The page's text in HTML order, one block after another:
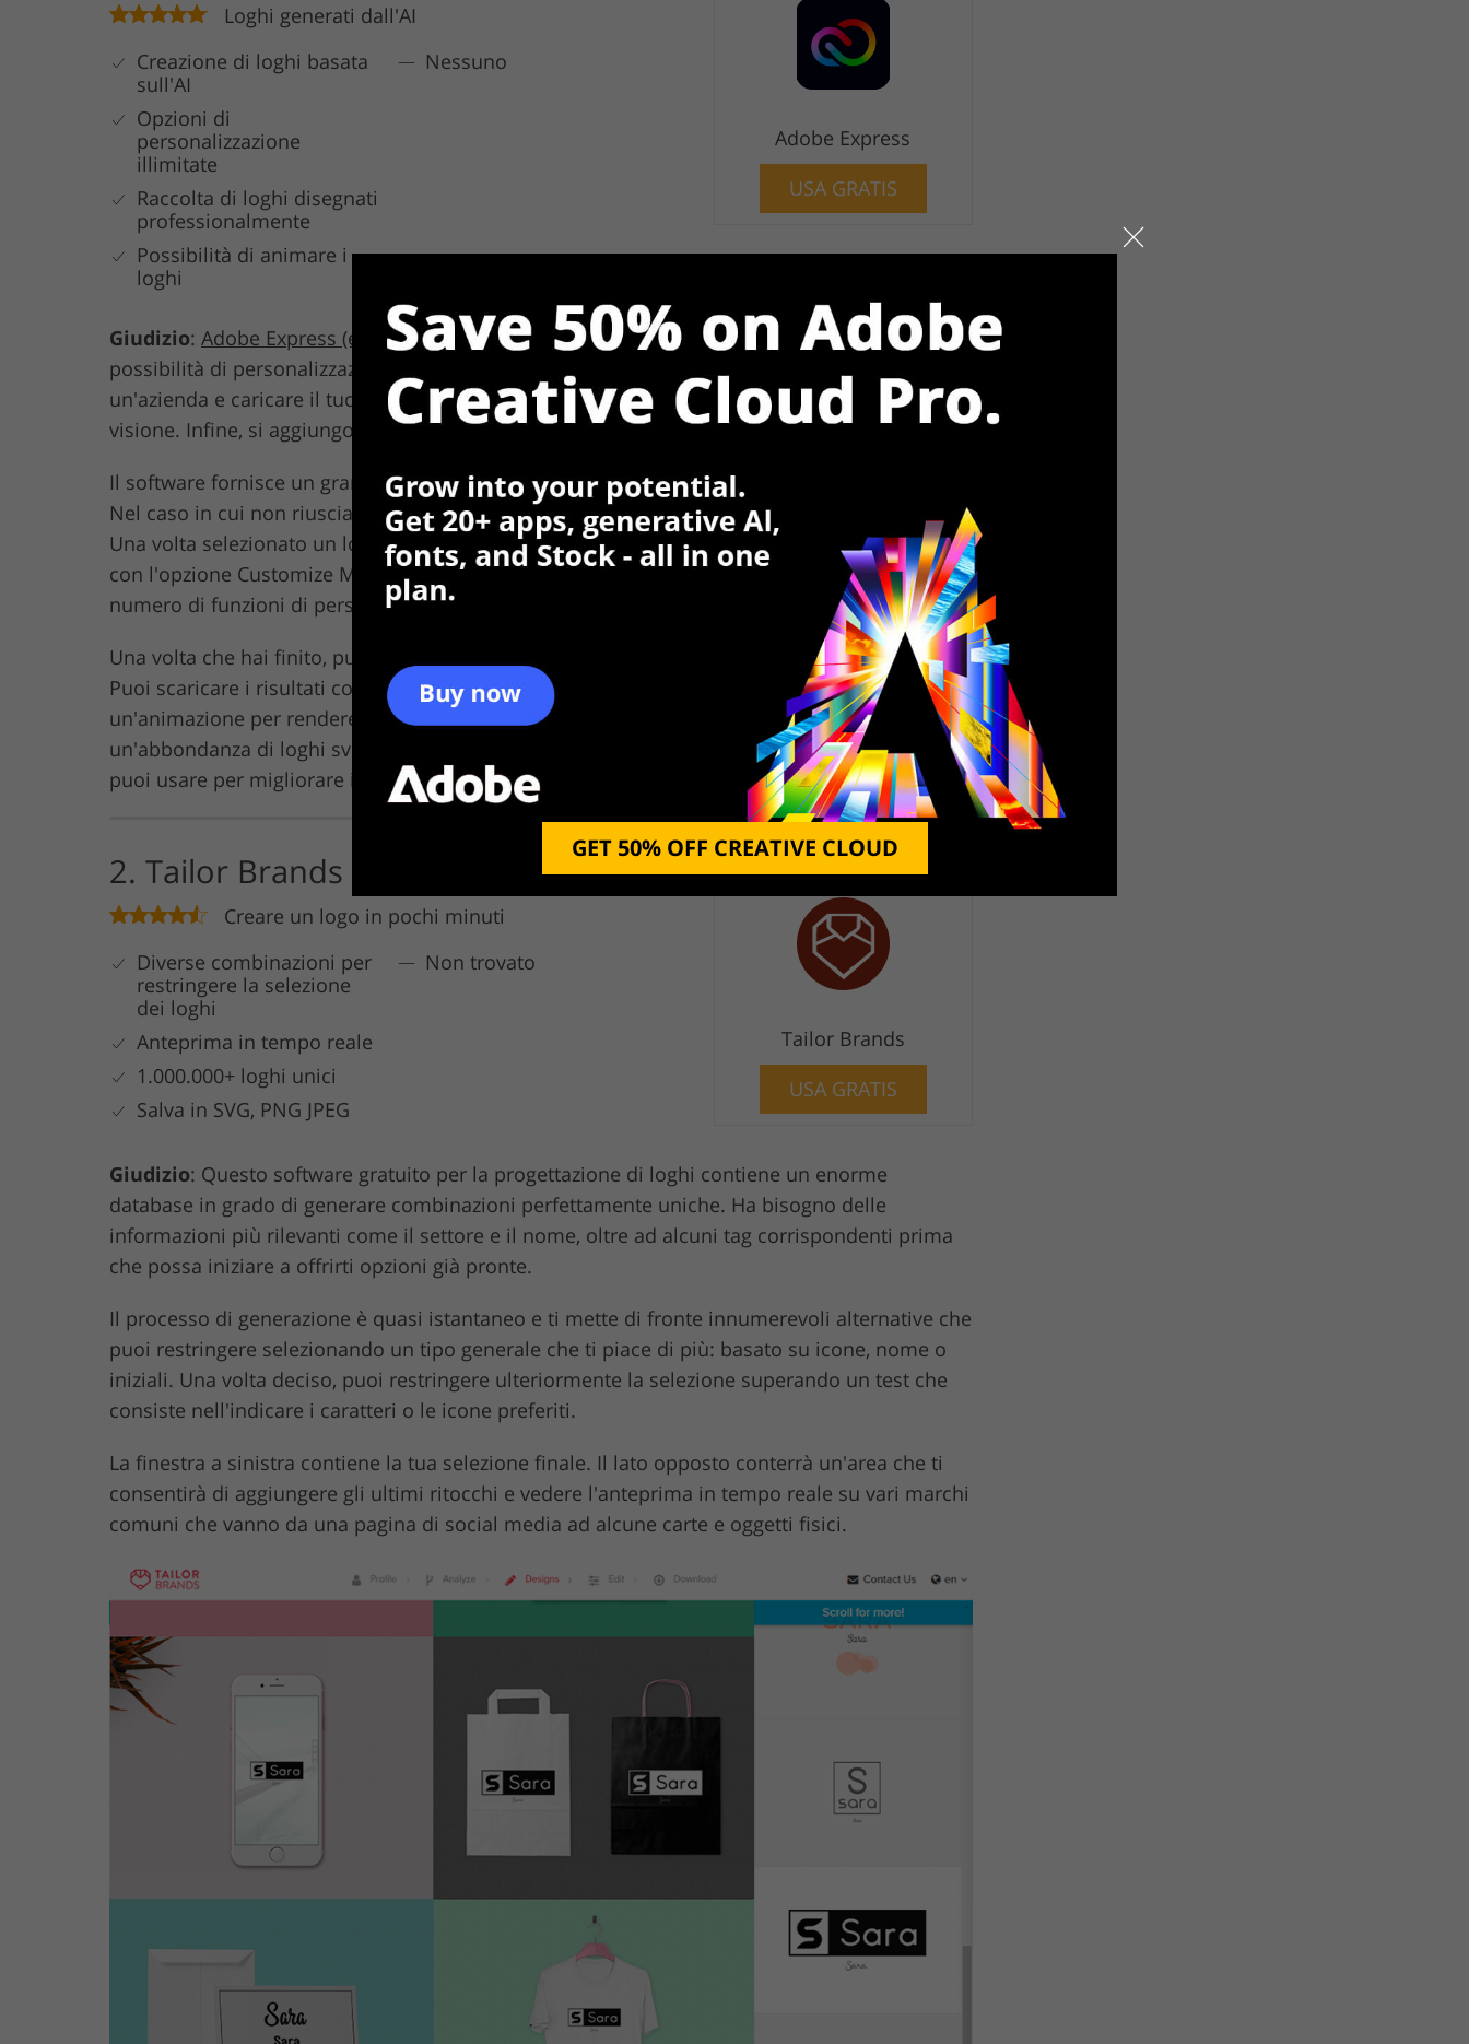
Loghi generati dall'AI
Creazione di loghi basata
sull'AI
Opzioni di
personalizzazione
illimitate
Raccolta di loghi disegnati
professionalmente
Possibilità di animare i
loghi
Nessuno
Adobe Express
USA GRATIS
Giudizio: Adobe Express (ex Adobe Spark) permette di produrre loghi generati dall'AI con
possibilità di personalizzazione illimitate. È necessario inserire il nome di un marchio o di
un'azienda e caricare il tuo slogan. Poi, si sceglie uno stile visivo che corrisponde alla vostra
visione. Infine, si aggiungono immagini al logo scegliendo a mano un'icona.
Il software fornisce un gran numero di disegni di logo che potete usare per il vostro business.
Nel caso in cui non riusciate a trovarne uno adatto, potete cambiare i parametri di ricerca.
Una volta selezionato un logo, è possibile regolare il colore o il carattere. Puoi anche lavorare
con l'opzione Customize More per aprire il tuo logo in Adobe Express. Lì troverai un gran
numero di funzioni di personalizzazione.
Una volta che hai finito, pubblica il tuo design per condividere il tuo logo su diversi siti web.
Puoi scaricare i risultati come PNG per avere uno sfondo trasparente, o aggiungere
un'animazione per rendere il logo video-animato. Mi piace che Adobe Express offra
un'abbondanza di loghi sviluppati professionalmente, immagini gratuite, icone e disegni che
puoi usare per migliorare i tuoi loghi.
2. Tailor Brands
Creare un logo in pochi minuti
Diverse combinazioni per
restringere la selezione
dei loghi
Anteprima in tempo reale
1.000.000+ loghi unici
Salva in SVG, PNG JPEG
Non trovato
Tailor Brands
USA GRATIS
Giudizio: Questo software gratuito per la progettazione di loghi contiene un enorme
database in grado di generare combinazioni perfettamente uniche. Ha bisogno delle
informazioni più rilevanti come il settore e il nome, oltre ad alcuni tag corrispondenti prima
che possa iniziare a offrirti opzioni già pronte.
Il processo di generazione è quasi istantaneo e ti mette di fronte innumerevoli alternative che
puoi restringere selezionando un tipo generale che ti piace di più: basato su icone, nome o
iniziali. Una volta deciso, puoi restringere ulteriormente la selezione superando un test che
consiste nell'indicare i caratteri o le icone preferiti.
La finestra a sinistra contiene la tua selezione finale. Il lato opposto conterrà un'area che ti
consentirà di aggiungere gli ultimi ritocchi e vedere l'anteprima in tempo reale su vari marchi
comuni che vanno da una pagina di social media ad alcune carte e oggetti fisici.
GET 50% OFF CREATIVE CLOUD